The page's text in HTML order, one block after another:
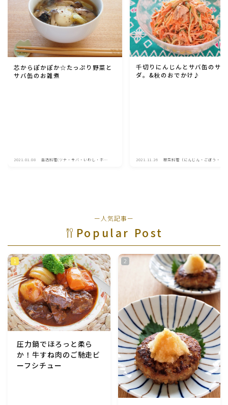
芯からぽかぽか☆たっぷり野菜と
サバ缶のお雑煮
2021.01.08 缶詰料理(ツナ・サバ・いわし・ホタ
千切りにんじんとサバ缶のサラ
ダ。&秋のおでかけ♪
2021.11.26 根菜料理（にんじん・ごぼう・か
ー人気記事ー
Popular Post
圧力鍋でほろっと柔ら
か！牛すね肉のご馳走ビ
ーフシチュー